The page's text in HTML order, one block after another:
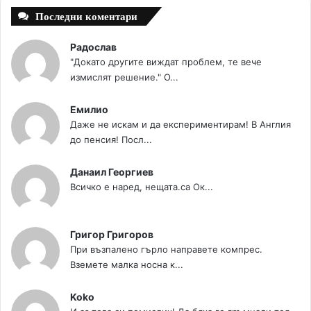
Последни коментари
Радослав
"Докато другите виждат проблем, те вече
измислят решение." О...
Емилио
Даже не искам и да експериментирам! В Англия
до пенсия! Посл...
Данаил Георгиев
Всичко е наред, нещата.са Ок...
Григор Григоров
При възпалено гърло направете компрес.
Вземете малка носна к...
Koko